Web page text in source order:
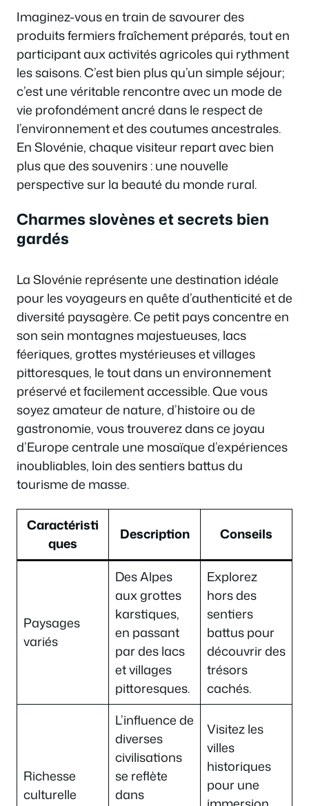
Imaginez-vous en train de savourer des
produits fermiers fraîchement préparés, tout en
participant aux activités agricoles qui rythment
les saisons. C’est bien plus qu’un simple séjour;
c’est une véritable rencontre avec un mode de
vie profondément ancré dans le respect de
l’environnement et des coutumes ancestrales.
En Slovénie, chaque visiteur repart avec bien
plus que des souvenirs : une nouvelle
perspective sur la beauté du monde rural.
Charmes slovènes et secrets bien
gardés
La Slovénie représente une destination idéale
pour les voyageurs en quête d’authenticité et de
diversité paysagère. Ce petit pays concentre en
son sein montagnes majestueuses, lacs
féeriques, grottes mystérieuses et villages
pittoresques, le tout dans un environnement
préservé et facilement accessible. Que vous
soyez amateur de nature, d’histoire ou de
gastronomie, vous trouverez dans ce joyau
d’Europe centrale une mosaïque d’expériences
inoubliables, loin des sentiers battus du
tourisme de masse.
Caractéristi
ques
Description Conseils
Paysages
variés
Des Alpes
aux grottes
karstiques,
en passant
par des lacs
et villages
pittoresques.
Explorez
hors des
sentiers
battus pour
découvrir des
trésors
cachés.
Richesse
culturelle
L’influence de
diverses
civilisations
se reflète
dans
Visitez les
villes
historiques
pour une